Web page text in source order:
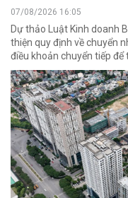
07/08/2026 16:05
Dự thảo Luật Kinh doanh
thiện quy định về chuyển
điều khoản chuyển tiếp